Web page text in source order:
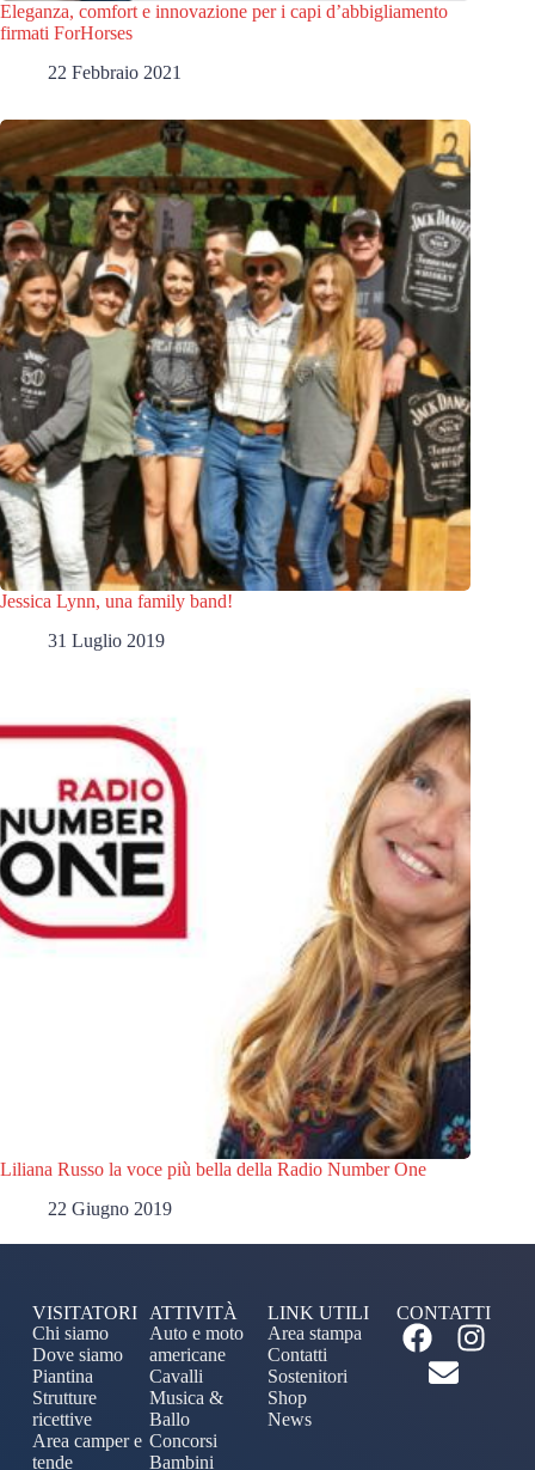
Eleganza, comfort e innovazione per i capi d’abbigliamento
firmati ForHorses
22 Febbraio 2021
Jessica Lynn, una family band!
31 Luglio 2019
Liliana Russo la voce più bella della Radio Number One
22 Giugno 2019
VISITATORI
Chi siamo
Dove siamo
Piantina
Strutture
ricettive
Area camper e
tende
ATTIVITÀ
Auto e moto
americane
Cavalli
Musica &
Ballo
Concorsi
Bambini
LINK UTILI
Area stampa
Contatti
Sostenitori
Shop
News
CONTATTI